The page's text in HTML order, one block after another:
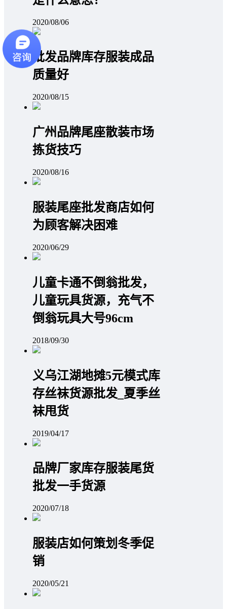
2020/08/06
批发品牌库存服装成品
质量好
2020/08/15
广州品牌尾座散装市场
拣货技巧
2020/08/16
服装尾座批发商店如何
为顾客解决困难
2020/06/29
儿童卡通不倒翁批发，
儿童玩具货源，充气不
倒翁玩具大号96cm
2018/09/30
义乌江湖地摊5元模式库
存丝袜货源批发_夏季丝
袜甩货
2019/04/17
品牌厂家库存服装尾货
批发一手货源
2020/07/18
服装店如何策划冬季促
销
2020/05/21